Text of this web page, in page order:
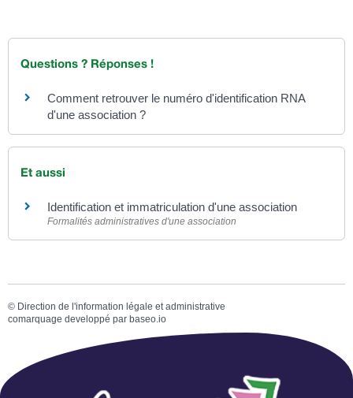
Questions ? Réponses !
Comment retrouver le numéro d'identification RNA
d'une association ?
Et aussi
Identification et immatriculation d'une association
Formalités administratives d'une association
© Direction de l'information légale et administrative
comarquage developpé par baseo.io